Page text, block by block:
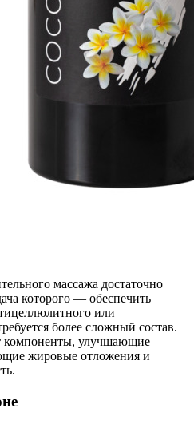
массажа достаточно
которого — обеспечить
или
более сложный состав.
компоненты, улучшающие
жировые отложения и